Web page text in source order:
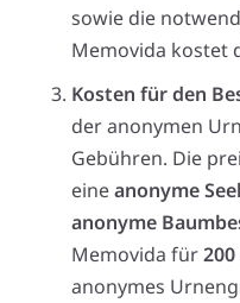
sowie die
Memovida kostet
Kosten für den
der anonymen
Gebühren. Die
eineanonyme
anonyme
Memovida für200
anonymes